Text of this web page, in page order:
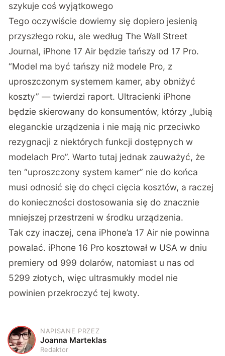
szykuje coś wyjątkowego
Tego oczywiście dowiemy się dopiero jesienią
przyszłego roku, ale wedługThe Wall Street
Journal, iPhone 17 Air będzie tańszy od 17 Pro.
“Model ma być tańszy niż modele Pro, z
uproszczonym systemem kamer, aby obniżyć
koszty” — twierdzi raport. Ultracienki iPhone
będzie skierowany do konsumentów, którzy „lubią
eleganckie urządzenia i nie mają nic przeciwko
rezygnacji z niektórych funkcji dostępnych w
modelach Pro”. Warto tutaj jednak zauważyć, że
ten “uproszczony system kamer” nie do końca
musi odnosić się do chęci cięcia kosztów, a raczej
do konieczności dostosowania się do znacznie
mniejszej przestrzeni w środku urządzenia.
Tak czy inaczej, cena iPhone’a 17 Air nie powinna
powalać. iPhone 16 Pro kosztował w USA w dniu
premiery od 999 dolarów, natomiast u nas od
5299 złotych, więc ultrasmukły model nie
powinien przekroczyć tej kwoty.
J
NAPISANE PRZEZ
Joanna Marteklas
Redaktor